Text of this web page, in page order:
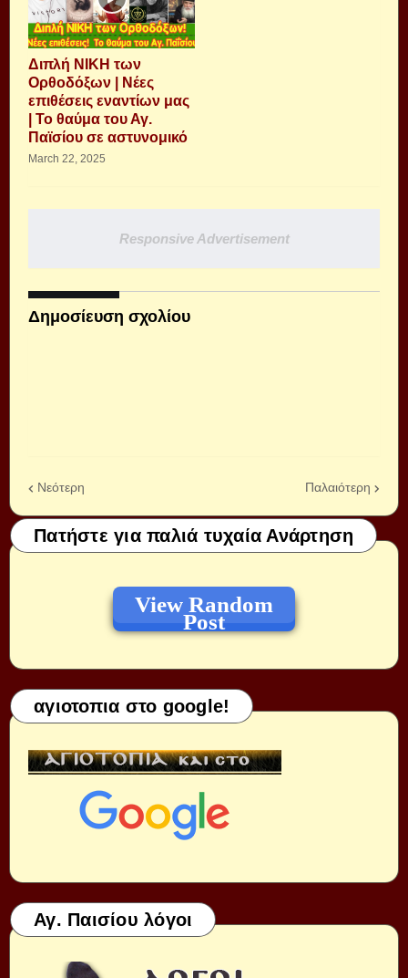
Διπλή ΝΙΚΗ των
Ορθοδόξων | Νέες
επιθέσεις εναντίων μας
| Το θαύμα του Αγ.
Παϊσίου σε αστυνομικό
March 22, 2025
Responsive Advertisement
Δημοσίευση σχολίου
Νεότερη Παλαιότερη
Πατήστε για παλιά τυχαία Ανάρτηση
View Random
Post
αγιοτοπια στο google!
Αγ. Παισίου λόγοι